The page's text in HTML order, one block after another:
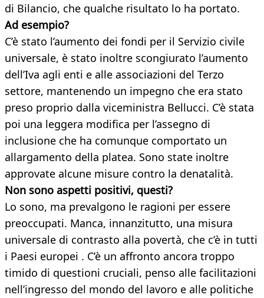
di Bilancio, che qualche risultato lo ha portato.
Ad esempio?
C’è stato l’aumento dei fondi per il Servizio civile
universale, è stato inoltre scongiurato l’aumento
dell’Iva agli enti e alle associazioni del Terzo
settore, mantenendo un impegno che era stato
preso proprio dalla viceministra Bellucci. C’è stata
poi una leggera modifica per l’assegno di
inclusione che ha comunque comportato un
allargamento della platea. Sono state inoltre
approvate alcune misure contro la denatalità.
Non sono aspetti positivi, questi?
Lo sono, ma prevalgono le ragioni per essere
preoccupati. Manca, innanzitutto, una misura
universale di contrasto alla povertà, che c’è in tutti
i Paesi europei . C’è un affronto ancora troppo
timido di questioni cruciali, penso alle facilitazioni
nell’ingresso del mondo del lavoro e alle politiche